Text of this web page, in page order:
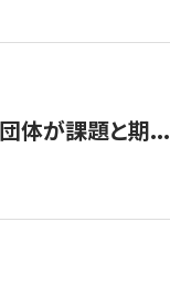
体が課題と期...